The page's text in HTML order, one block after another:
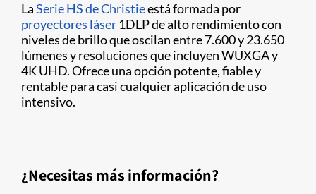
LaSerie HS de Christieestá formada por
proyectores láser 1DLP de alto rendimiento con
niveles de brillo que oscilan entre 7.600 y 23.650
lúmenes y resoluciones que incluyen WUXGA y
4K UHD. Ofrece una opción potente, fiable y
rentable para casi cualquier aplicación de uso
intensivo.
¿Necesitas más información?